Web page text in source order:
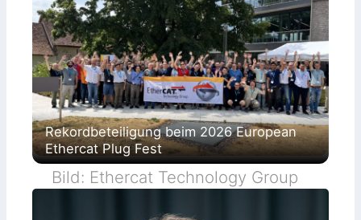
Rekordbeteiligung beim 2026 European
Ethercat Plug Fest
Bild: Ethercat Technology Group